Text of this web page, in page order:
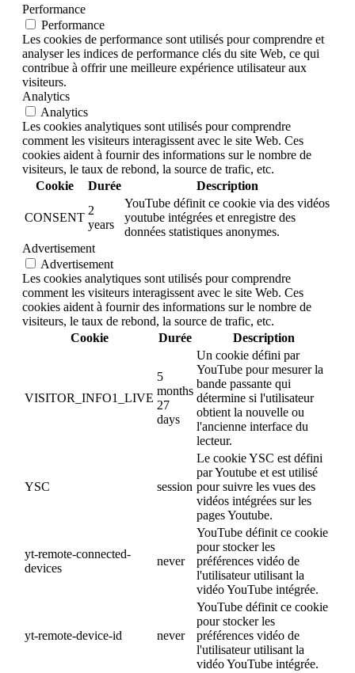
Performance
Performance
Les cookies de performance sont utilisés pour comprendre et
analyser les indices de performance clés du site Web, ce qui
contribue à offrir une meilleure expérience utilisateur aux
visiteurs.
Analytics
Analytics
Les cookies analytiques sont utilisés pour comprendre
comment les visiteurs interagissent avec le site Web. Ces
cookies aident à fournir des informations sur le nombre de
visiteurs, le taux de rebond, la source de trafic, etc.
Cookie
Durée Description
CONSENT
2
years
YouTube définit ce cookie via des vidéos
youtube intégrées et enregistre des
données statistiques anonymes.
Advertisement
Advertisement
Les cookies analytiques sont utilisés pour comprendre
comment les visiteurs interagissent avec le site Web. Ces
cookies aident à fournir des informations sur le nombre de
visiteurs, le taux de rebond, la source de trafic, etc.
Cookie
Durée Description
VISITOR_INFO1_LIVE
5
months
27
days
Un cookie défini par
YouTube pour mesurer la
bande passante qui
détermine si l'utilisateur
obtient la nouvelle ou
l'ancienne interface du
lecteur.
YSC session
Le cookie YSC est défini
par Youtube et est utilisé
pour suivre les vues des
vidéos intégrées sur les
pages Youtube.
yt-remote-connected-
devices
never
YouTube définit ce cookie
pour stocker les
préférences vidéo de
l'utilisateur utilisant la
vidéo YouTube intégrée.
yt-remote-device-id never
YouTube définit ce cookie
pour stocker les
préférences vidéo de
l'utilisateur utilisant la
vidéo YouTube intégrée.